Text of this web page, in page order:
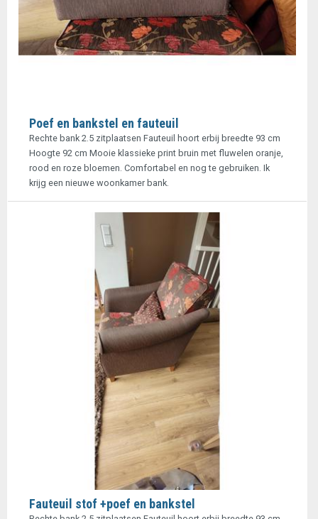
Poef en bankstel en fauteuil
Rechte bank 2.5 zitplaatsen Fauteuil hoort erbij breedte 93 cm
Hoogte 92 cm Mooie klassieke print bruin met fluwelen oranje,
rood en roze bloemen. Comfortabel en nog te gebruiken. Ik
krijg een nieuwe woonkamer bank.
Fauteuil stof +poef en bankstel